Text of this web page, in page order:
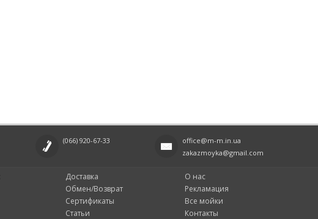
(066) 920-67-33
office@m-m.in.ua
zakazmoyka@gmail.com
Доставка
Обмен/Возврат
Сертификаты
Статьи
О нас
Рекламация
Все мойки
Контакты